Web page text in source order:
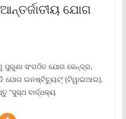
ଯୋଗ
ସଂଗଠିତ ଯୋଗ କେନ୍ଦ୍ର,
ଯୋଗ ଇନଷ୍ଟିଚ୍ୟୁଟ୍‌’ (ଟିୱାଇଆଇ),
“ସୁସ୍ଥ ବାର୍ଦ୍ଧକ୍ୟ